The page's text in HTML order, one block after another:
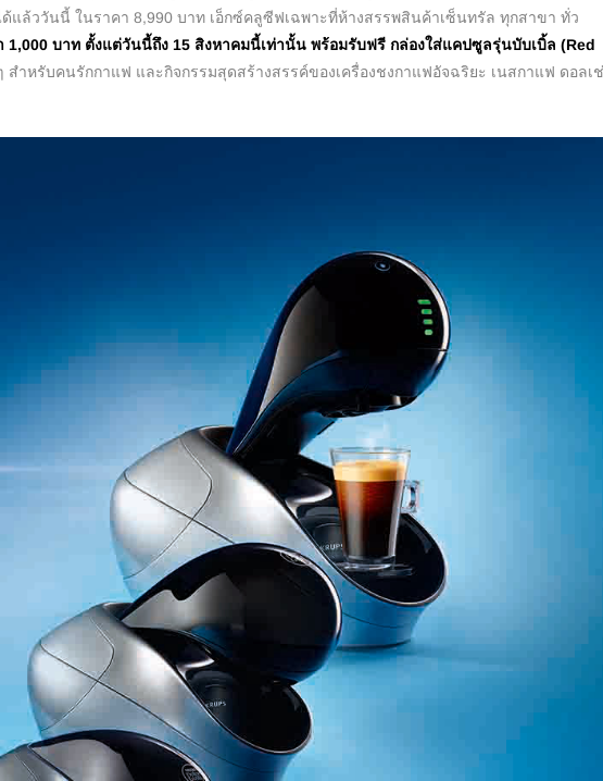
ด้แล้ววันนี้ ในราคา 8,990 บาท เอ็กซ์คลูซีฟเฉพาะที่ห้างสรรพสินค้าเซ็นทรัล ทุกสาขา ทั่ว
1,000 บาท ตั้งแต่วันนี้ถึง 15 สิงหาคมนี้เท่านั้น พร้อมรับฟรี กล่องใส่แคปซูลรุ่นบับเบิ้ล (Red
สำหรับคนรักกาแฟ และกิจกรรมสุดสร้างสรรค์ของเครื่องชงกาแฟอัจฉริยะ เนสกาแฟ ดอลเ